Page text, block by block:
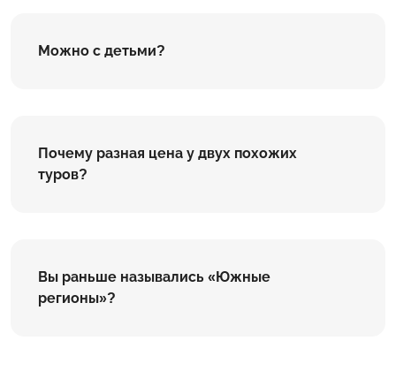
Можно с детьми?
Почему разная цена у двух похожих
туров?
Вы раньше назывались «Южные
регионы»?